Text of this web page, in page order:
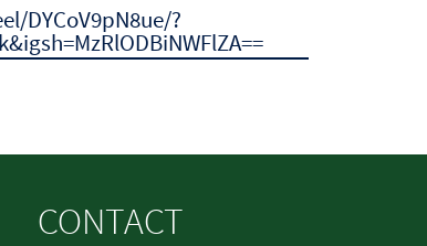
DYCoV9pN8ue/?
CONTACT